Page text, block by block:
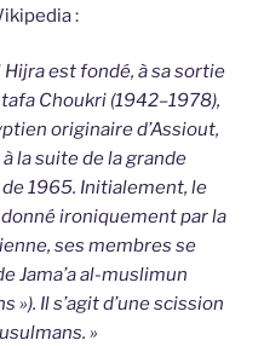
:
est fondé, à sa sortie
Choukri (1942–1978),
originaire d’Assiout,
la suite de la grande
1965. Initialement, le
ironiquement par la
ses membres se
Jama’a al-muslimun
»). Il s’agit d’une scission
»